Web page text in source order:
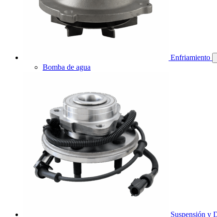
Enfriamiento
Bomba de agua
Suspensión y